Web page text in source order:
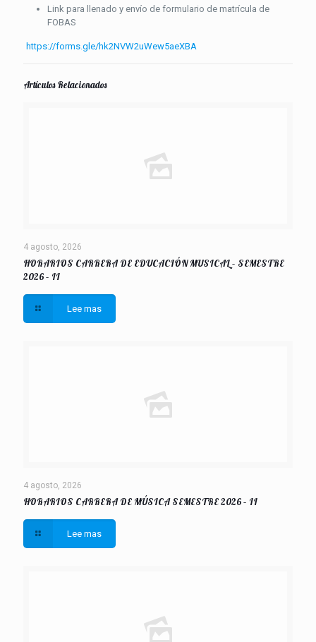
Link para llenado y envío de formulario de matrícula de
FOBAS
https://forms.gle/hk2NVW2uWew5aeXBA
Artículos Relacionados
4 agosto, 2026
HORARIOS CARRERA DE EDUCACIÓN MUSICAL – SEMESTRE
2026 – II
Lee mas
4 agosto, 2026
HORARIOS CARRERA DE MÚSICA SEMESTRE 2026 – II
Lee mas